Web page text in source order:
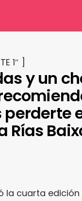
1″ ]
y un
perderte
la cuarta